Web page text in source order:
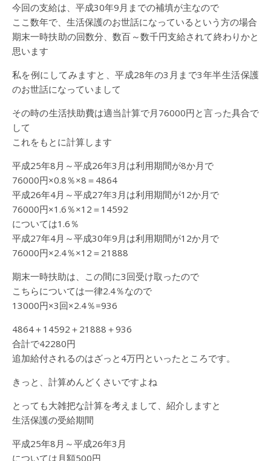
今回の支給は、平成30年9月までの補填が主なので
ここ数年で、生活保護のお世話になっているという方の場合
期末一時扶助の回数分、数百～数千円支給されて終わりかと
思います
私を例にしてみますと、平成28年の3月まで3年半生活保護
のお世話になっていまして
その時の生活扶助費は適当計算で月76000円と言った具合で
して
これをもとに計算します
平成25年8月～平成26年3月は利用期間が8か月で
76000円×0.8％×8＝4864
平成26年4月～平成27年3月は利用期間が12か月で
76000円×1.6％×12＝14592
については1.6％
平成27年4月～平成30年9月は利用期間が12か月で
76000円×2.4％×12＝21888
期末一時扶助は、この間に3回受け取ったので
こちらについては一律2.4％なので
13000円×3回×2.4％=936
4864＋14592＋21888＋936
合計で42280円
追加給付されるのはざっと4万円といったところです。
きっと、計算めんどくさいですよね
とっても大雑把な計算を考えまして、紹介しますと
生活保護の受給期間
平成25年8月～平成26年3月
については月額500円